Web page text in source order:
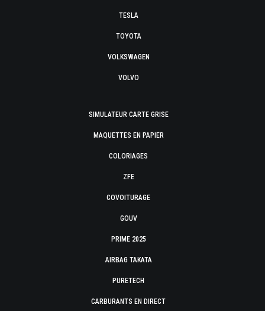
TESLA
TOYOTA
VOLKSWAGEN
VOLVO
SIMULATEUR CARTE GRISE
MAQUETTES EN PAPIER
COLORIAGES
ZFE
COVOITURAGE
GOUV
PRIME 2025
AIRBAG TAKATA
PURETECH
CARBURANTS EN DIRECT